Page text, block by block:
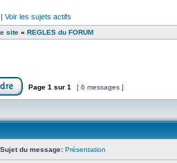
| Voir les sujets actifs
site » REGLES du FORUM
Page 1 sur 1 [ 6 messages ]
Sujet du message: Présentation